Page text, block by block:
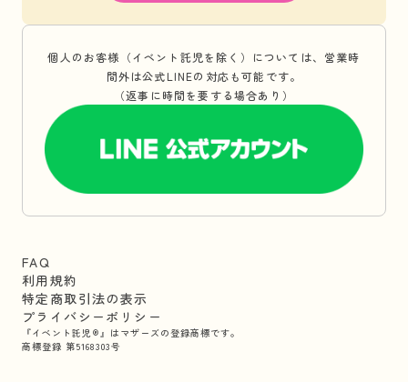
個人のお客様（イベント託児を除く）については、営業時
間外は公式LINEの対応も可能です。
（返事に時間を要する場合あり）
FAQ
利用規約
特定商取引法の表示
プライバシーポリシー
『イベント託児®』はマザーズの登録商標です。
商標登録 第5168303号